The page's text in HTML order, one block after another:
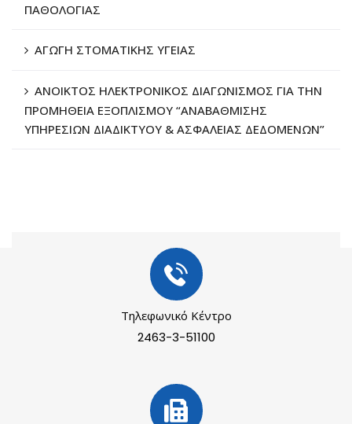
ΠΑΘΟΛΟΓΙΑΣ
ΑΓΩΓΗ ΣΤΟΜΑΤΙΚΗΣ ΥΓΕΙΑΣ
ΑΝΟΙΚΤΟΣ ΗΛΕΚΤΡΟΝΙΚΟΣ ΔΙΑΓΩΝΙΣΜΟΣ ΓΙΑ ΤΗΝ
ΠΡΟΜΗΘΕΙΑ ΕΞΟΠΛΙΣΜΟΥ “ΑΝΑΒΑΘΜΙΣΗΣ
ΥΠΗΡΕΣΙΩΝ ΔΙΑΔΙΚΤΥΟΥ & ΑΣΦΑΛΕΙΑΣ ΔΕΔΟΜΕΝΩΝ”
Τηλεφωνικό Κέντρο
2463-3-51100